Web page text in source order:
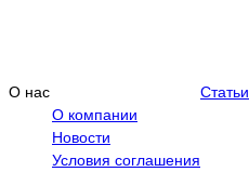
О нас
О компании
Новости
Условия соглашения
Статьи